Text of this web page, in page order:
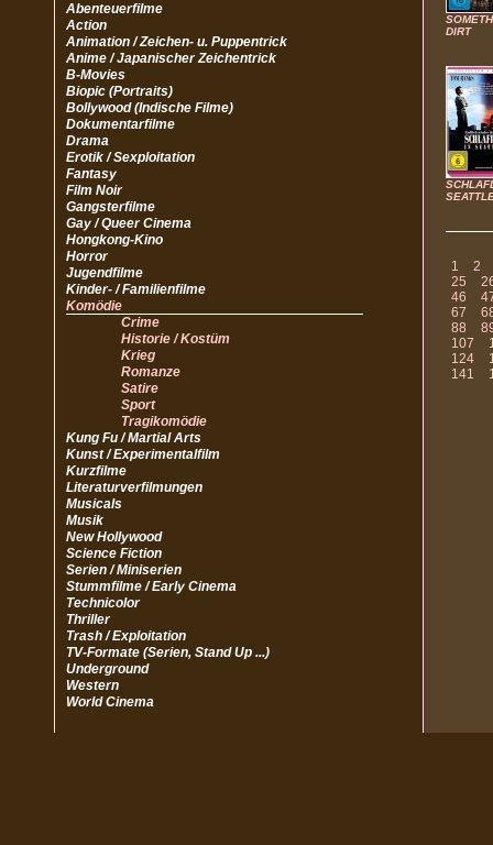
Abenteuerfilme
Action
Animation / Zeichen- u. Puppentrick
Anime / Japanischer Zeichentrick
B-Movies
Biopic (Portraits)
Bollywood (Indische Filme)
Dokumentarfilme
Drama
Erotik / Sexploitation
Fantasy
Film Noir
Gangsterfilme
Gay / Queer Cinema
Hongkong-Kino
Horror
Jugendfilme
Kinder- / Familienfilme
Komödie
Crime
Historie / Kostüm
Krieg
Romanze
Satire
Sport
Tragikomödie
Kung Fu / Martial Arts
Kunst / Experimentalfilm
Kurzfilme
Literaturverfilmungen
Musicals
Musik
New Hollywood
Science Fiction
Serien / Miniserien
Stummfilme / Early Cinema
Technicolor
Thriller
Trash / Exploitation
TV-Formate (Serien, Stand Up ...)
Underground
Western
World Cinema
DIRT
1
2
25
46
67
88
107
124
141